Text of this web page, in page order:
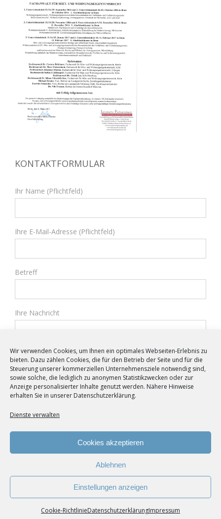
Wir verwenden Cookies, um Ihnen ein optimales Webseiten-Erlebnis zu
bieten. Dazu zählen Cookies, die für den Betrieb der Seite und für die
Steuerung unserer kommerziellen Unternehmensziele notwendig sind,
sowie solche, die lediglich zu anonymen Statistikzwecken oder zur
Anzeige personalisierter Inhalte genutzt werden. Nähere Hinweise
erhalten Sie in unserer Datenschutzerklärung.
Dienste verwalten
Cookies akzeptieren
Ablehnen
Einstellungen anzeigen
Cookie-RichtlinieDatenschutzerklärungImpressum
KONTAKTFORMULAR
Ihr Name (Pflichtfeld)
Ihre E-Mail-Adresse (Pflichtfeld)
Betreff
Ihre Nachricht
2026 | Webdesign von
Unternehmensberatung|Impressum|Datenschutzerklärung